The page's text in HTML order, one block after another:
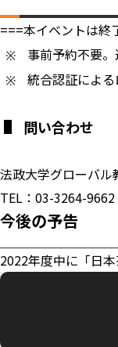
===本イベントは終
事前予約不要。
統合認証による
問い合わせ
法政大学グローバル
TEL：03-3264-
今後の予告
2022年度中に「日